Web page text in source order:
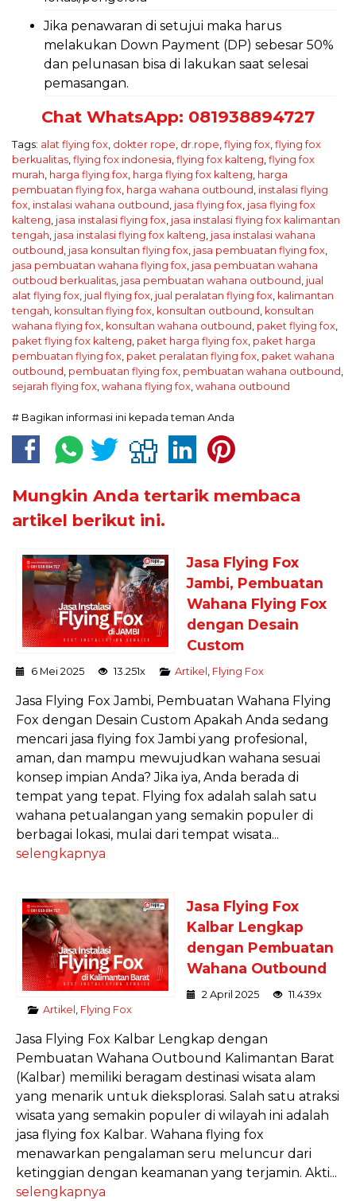
Jika penawaran di setujui maka harus
melakukan Down Payment (DP) sebesar 50%
dan pelunasan bisa di lakukan saat selesai
pemasangan.
Chat WhatsApp: 081938894727
Tags: alat flying fox, dokter rope, dr.rope, flying fox, flying fox
berkualitas, flying fox indonesia, flying fox kalteng, flying fox
murah, harga flying fox, harga flying fox kalteng, harga
pembuatan flying fox, harga wahana outbound , instalasi flying
fox, instalasi wahana outbound , jasa flying fox, jasa flying fox
kalteng, jasa instalasi flying fox, jasa instalasi flying fox kalimantan
tengah, jasa instalasi flying fox kalteng, jasa instalasi wahana
outbound , jasa konsultan flying fox, jasa pembuatan flying fox,
jasa pembuatan wahana flying fox, jasa pembuatan wahana
outboud berkualitas, jasa pembuatan wahana outbound , jual
alat flying fox, jual flying fox, jual peralatan flying fox, kalimantan
tengah, konsultan flying fox, konsultan outbound , konsultan
wahana flying fox, konsultan wahana outbound , paket flying fox,
paket flying fox kalteng, paket harga flying fox, paket harga
pembuatan flying fox, paket peralatan flying fox, paket wahana
outbound , pembuatan flying fox, pembuatan wahana outbound ,
sejarah flying fox, wahana flying fox, wahana outbound
# Bagikan informasi ini kepada teman Anda
Mungkin Anda tertarik membaca
artikel berikut ini.
Jasa Flying Fox
Jambi, Pembuatan
Wahana Flying Fox
dengan Desain
Custom
6 Mei 2025 13.251x Artikel , Flying Fox
Jasa Flying Fox Jambi, Pembuatan Wahana Flying
Fox dengan Desain Custom Apakah Anda sedang
mencari jasa flying fox Jambi yang profesional,
aman, dan mampu mewujudkan wahana sesuai
konsep impian Anda? Jika iya, Anda berada di
tempat yang tepat. Flying fox adalah salah satu
wahana petualangan yang semakin populer di
berbagai lokasi, mulai dari tempat wisata...
selengkapnya
Jasa Flying Fox
Kalbar Lengkap
dengan Pembuatan
Wahana Outbound
2 April 2025
11.439x
Artikel , Flying Fox
Jasa Flying Fox Kalbar Lengkap dengan
Pembuatan Wahana Outbound Kalimantan Barat
(Kalbar) memiliki beragam destinasi wisata alam
yang menarik untuk dieksplorasi. Salah satu atraksi
wisata yang semakin populer di wilayah ini adalah
jasa flying fox Kalbar. Wahana flying fox
menawarkan pengalaman seru meluncur dari
ketinggian dengan keamanan yang terjamin. Akti...
selengkapnya